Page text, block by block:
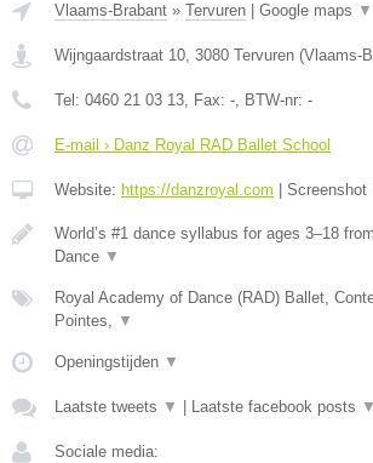
Vlaams-Brabant » Tervuren Google maps ▼
Wijngaardstraat 10, 3080 Tervuren (Vlaams-
Tel: 0460 21 03 13, Fax: -, BTW-nr: -
E-mail › Danz Royal RAD Ballet School
Website: https://danzroyal.com Screenshot
World’s #1 dance syllabus for ages 3–18
Dance ▼
Royal Academy of Dance (RAD) Ballet,
Pointes, ▼
Openingstijden ▼
Laatste tweets ▼ Laatste facebook posts ▼
Sociale media: